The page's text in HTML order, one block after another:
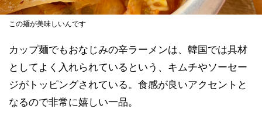
この麺が美味しいんです
カップ麺でもおなじみの辛ラーメンは、韓国では具材
としてよく入れられているという、キムチやソーセー
ジがトッピングされている。食感が良いアクセントと
なるので非常に嬉しい一品。